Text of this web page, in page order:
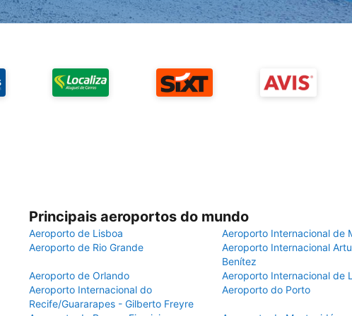
Principais aeroportos do mundo
Aeroporto de Lisboa
Aeroporto Internacional de
Aeroporto de Rio Grande
Aeroporto Internacional
Benítez
Aeroporto de Orlando
Aeroporto Internacional de
Aeroporto Internacional do
Recife/Guararapes - Gilberto Freyre
Aeroporto do Porto